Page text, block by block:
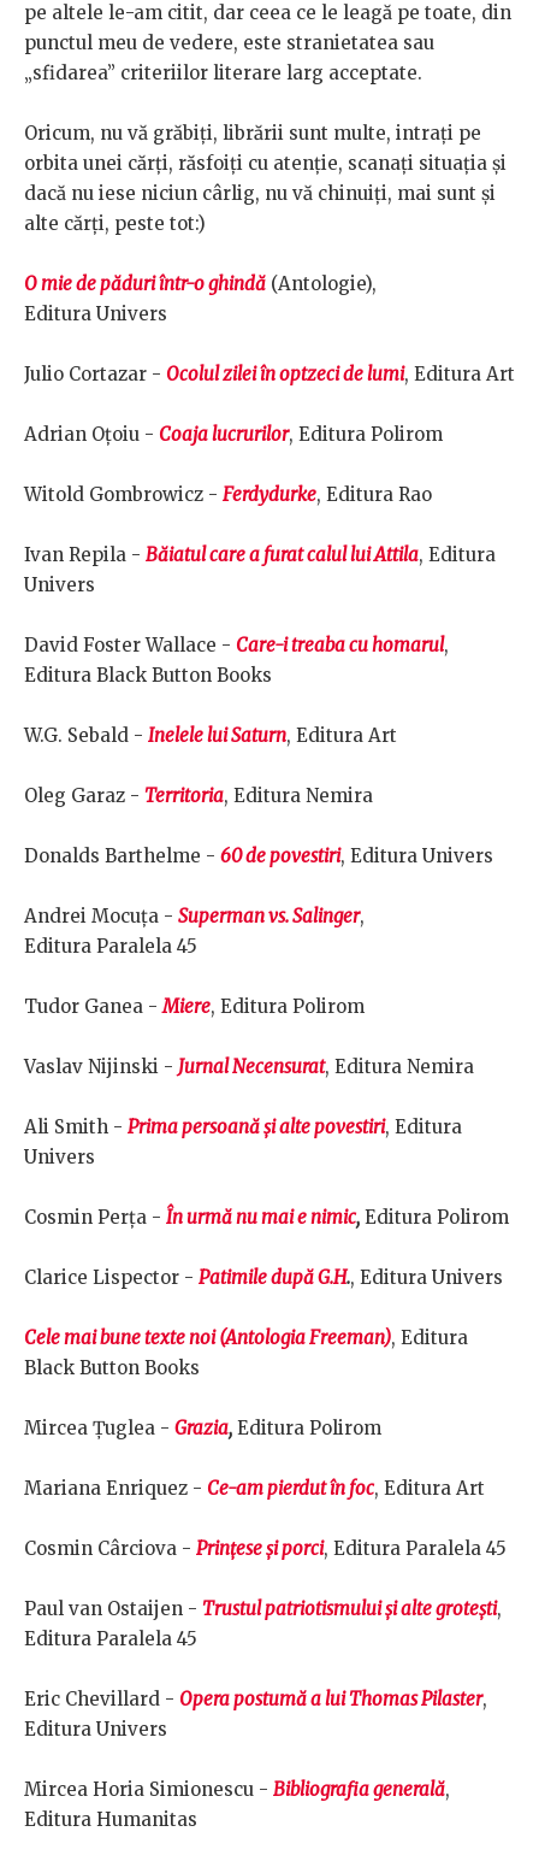
pe altele le-am citit, dar ceea ce le leagă pe toate, din
punctul meu de vedere, este stranietatea sau
„sfidarea” criteriilor literare larg acceptate.
Oricum, nu vă grăbiți, librării sunt multe, intrați pe
orbita unei cărți, răsfoiți cu atenție, scanați situația și
dacă nu iese niciun cârlig, nu vă chinuiți, mai sunt și
alte cărți, peste tot:)
O mie de păduri într-o ghindă (Antologie),
Editura Univers
Julio Cortazar - Ocolul zilei în optzeci de lumi, Editura Art
Adrian Oțoiu - Coaja lucrurilor, Editura Polirom
Witold Gombrowicz - Ferdydurke, Editura Rao
Ivan Repila - Băiatul care a furat calul lui Attila, Editura
Univers
David Foster Wallace - Care-i treaba cu homarul,
Editura Black Button Books
W.G. Sebald - Inelele lui Saturn, Editura Art
Oleg Garaz - Territoria, Editura Nemira
Donalds Barthelme - 60 de povestiri, Editura Univers
Andrei Mocuța - Superman vs. Salinger,
Editura Paralela 45
Tudor Ganea -Miere, Editura Polirom
Vaslav Nijinski - Jurnal Necensurat, Editura Nemira
Ali Smith - Prima persoană și alte povestiri, Editura
Univers
Cosmin Perța - În urmă nu mai e nimic, Editura Polirom
Clarice Lispector - Patimile după G.H., Editura Univers
Cele mai bune texte noi (Antologia Freeman), Editura
Black Button Books
Mircea Țuglea - Grazia, Editura Polirom
Mariana Enriquez - Ce-am pierdut în foc, Editura Art
Cosmin Cârciova - Prințese și porci, Editura Paralela 45
Paul van Ostaijen - Trustul patriotismului și alte grotești,
Editura Paralela 45
Eric Chevillard - Opera postumă a lui Thomas Pilaster,
Editura Univers
Mircea Horia Simionescu - Bibliografia generală,
Editura Humanitas